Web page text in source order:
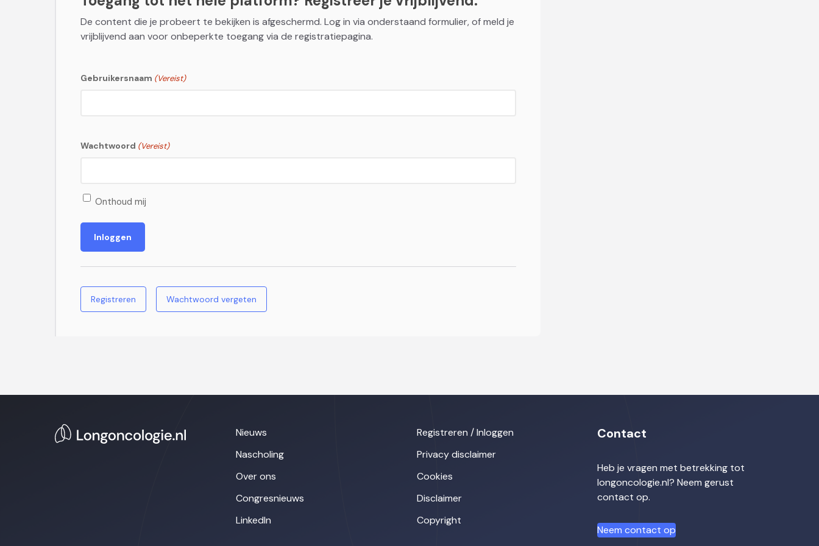
De content die je probeert te bekijken is afgeschermd. Log in via onderstaand formulier, of meld je
vrijblijvend aan voor onbeperkte toegang via de registratiepagina.
Gebruikersnaam (Vereist)
Wachtwoord (Vereist)
Onthoud mij
Registreren Wachtwoord vergeten
Nieuws
Nascholing
Over ons
Congresnieuws
LinkedIn
Registreren / Inloggen
Privacy disclaimer
Cookies
Disclaimer
Copyright
Contact
Heb je vragen met betrekking tot
longoncologie.nl? Neem gerust
contact op.
Neem contact op